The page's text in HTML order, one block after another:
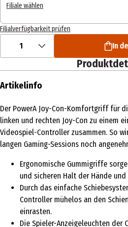
Filiale wählen
Filialverfügbarkeit prüfen
1 In
Artikelinfo
Der PowerA Joy-Con-Komfortgriff für
linken und rechten Joy-Con zu einem
Videospiel-Controller zusammen. So
langen Gaming-Sessions noch
Ergonomische Gummigriffe
und sicheren Halt der Hände und
Durch das einfache
Controller mühelos an den
einrasten.
Die Spieler-Anzeigeleuchten der